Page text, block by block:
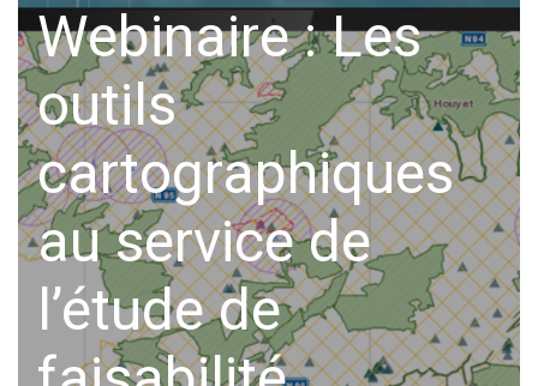
Webinaire : Les
outils
cartographiques
au service de
l’étude de